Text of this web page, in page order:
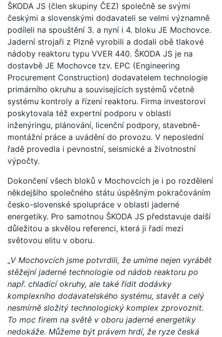
ŠKODA JS (člen skupiny ČEZ) společně se svými
českými a slovenskými dodavateli se velmi významně
podíleli na spouštění 3. a nyní i 4. bloku JE Mochovce.
Jaderní strojaři z Plzně vyrobili a dodali obě tlakové
nádoby reaktoru typu VVER 440. ŠKODA JS je na
dostavbě JE Mochovce tzv. EPC (Engineering
Procurement Construction) dodavatelem technologie
primárního okruhu a souvisejících systémů včetně
systému kontroly a řízení reaktoru. Firma investorovi
poskytovala též expertní podporu v oblasti
inženýringu, plánování, licenční podpory, stavebně-
montážní práce a uvádění do provozu. V neposlední
řadě provedla i pevnostní, seismické a životnostní
výpočty.
Dokončení všech bloků v Mochovcích je i po rozdělení
někdejšího společného státu úspěšným pokračováním
česko-slovenské spolupráce v oblasti jaderné
energetiky. Pro samotnou ŠKODA JS představuje další
důležitou a skvělou referenci, která ji řadí mezi
světovou elitu v oboru.
„V Mochovcích jsme potvrdili, že umíme nejen vyrábět
stěžejní jaderné technologie od nádob reaktoru po
např. chladící okruhy, ale také řídit dodávky
komplexního dodavatelského systému, stavět a celý
nesmírně složitý technologický komplex zprovoznit.
To moc firem na světě v oboru jaderné energetiky
nedokáže. Můžeme být právem hrdí, že ryze česká